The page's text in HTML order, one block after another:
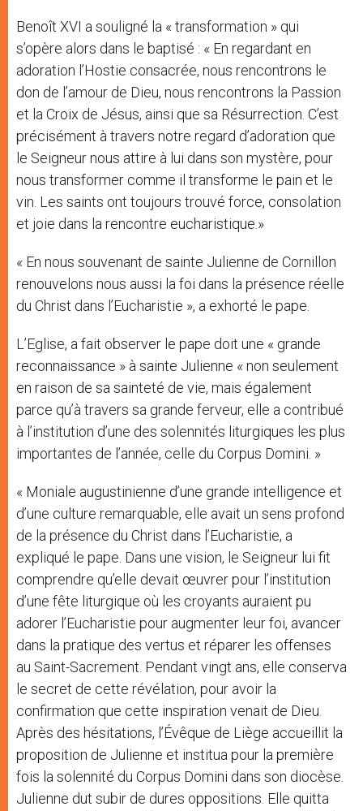
Benoît XVI a souligné la « transformation » qui
s’opère alors dans le baptisé : « En regardant en
adoration l’Hostie consacrée, nous rencontrons le
don de l’amour de Dieu, nous rencontrons la Passion
et la Croix de Jésus, ainsi que sa Résurrection. C’est
précisément à travers notre regard d’adoration que
le Seigneur nous attire à lui dans son mystère, pour
nous transformer comme il transforme le pain et le
vin. Les saints ont toujours trouvé force, consolation
et joie dans la rencontre eucharistique.»
« En nous souvenant de sainte Julienne de Cornillon
renouvelons nous aussi la foi dans la présence réelle
du Christ dans l’Eucharistie », a exhorté le pape.
L’Eglise, a fait observer le pape doit une « grande
reconnaissance » à sainte Julienne « non seulement
en raison de sa sainteté de vie, mais également
parce qu’à travers sa grande ferveur, elle a contribué
à l’institution d’une des solennités liturgiques les plus
importantes de l’année, celle du Corpus Domini. »
« Moniale augustinienne d’une grande intelligence et
d’une culture remarquable, elle avait un sens profond
de la présence du Christ dans l’Eucharistie, a
expliqué le pape. Dans une vision, le Seigneur lui fit
comprendre qu’elle devait œuvrer pour l’institution
d’une fête liturgique où les croyants auraient pu
adorer l’Eucharistie pour augmenter leur foi, avancer
dans la pratique des vertus et réparer les offenses
au Saint-Sacrement. Pendant vingt ans, elle conserva
le secret de cette révélation, pour avoir la
confirmation que cette inspiration venait de Dieu.
Après des hésitations, l’Évêque de Liège accueillit la
proposition de Julienne et institua pour la première
fois la solennité du Corpus Domini dans son diocèse.
Julienne dut subir de dures oppositions. Elle quitta